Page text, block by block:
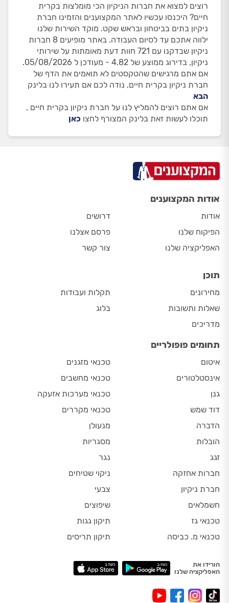
רוצים למצוא את חברות הניקיון הכי מומלצות בקרית
חיים? היכנסו עכשיו לאתר המקצוענים והזמינו חברת
ניקיון בתים בביטחון ובראש שקט. מוקד השירות שלנו
ילווה אתכם עד לסיום העבודה. באתר מופיעים 8 חברות
ניקיון שבדקנו עם 721 חוות דעת מאומתות על שירותי
ניקיון, בדירוג ממוצע של 4.82 - מעודכן ל 05/08/2026.
אם אתם מרגישים שהטקסטים לא תואמים את הדף של
חברת ניקיון בקרית חיים, נודה לכם אם תעירו לנו בלינק
הבא
אם אתם רוצים להמליץ לנו על חברת ניקיון בקרית חיים ,
תוכלו לעשות זאת בלינק המצורף לחצו כאן
אודות המקצוענים
אודות
הפיקוח שלנו
האפליקציה שלנו
דרושים
פרסם אצלנו
צור קשר
תוכן
מחירונים
שאלות ותשובות
מדריכים
תקלות ועבודות
בלוג
תחומים פופולריים
איטום
אינסטלטורים
גנן
דוד שמש
הדברה
הובלות
זגג
חברות אחזקה
חברת ניקיון
חשמלאים
טכנאי גז
טכנאי מ. כביסה
טכנאי מזגנים
טכנאי מחשבים
טכנאי מערכות אזעקה
טכנאי מקררים
מנעולן
מסגריות
נגר
ניקוי שטיחים
צבעי
שיפוצים
תיקון גגות
תיקון תריסים
הורידו את
האפליקציה שלנו